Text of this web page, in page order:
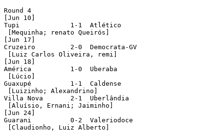
Round 4
[Jun 10]
Tupi 	 	 1-1  Atlético
[Mequinha; renato Queirós]
[Jun 17]
Cruzeiro	 2-0  Democrata-GV
[Luiz Carlos Oliveira, remi]
[Jun 18]
América		 1-0  Uberaba
[Lúcio]
Guaxupé		 1-1  Caldense
[Luizinho; Alexandrino]
Villa Nova	 2-1  Uberlândia
[Aluísio, Ernani; Jaiminho]
[Jun 24]
Guarani		 0-2  Valeriodoce
[Claudionho, Luiz Alberto]